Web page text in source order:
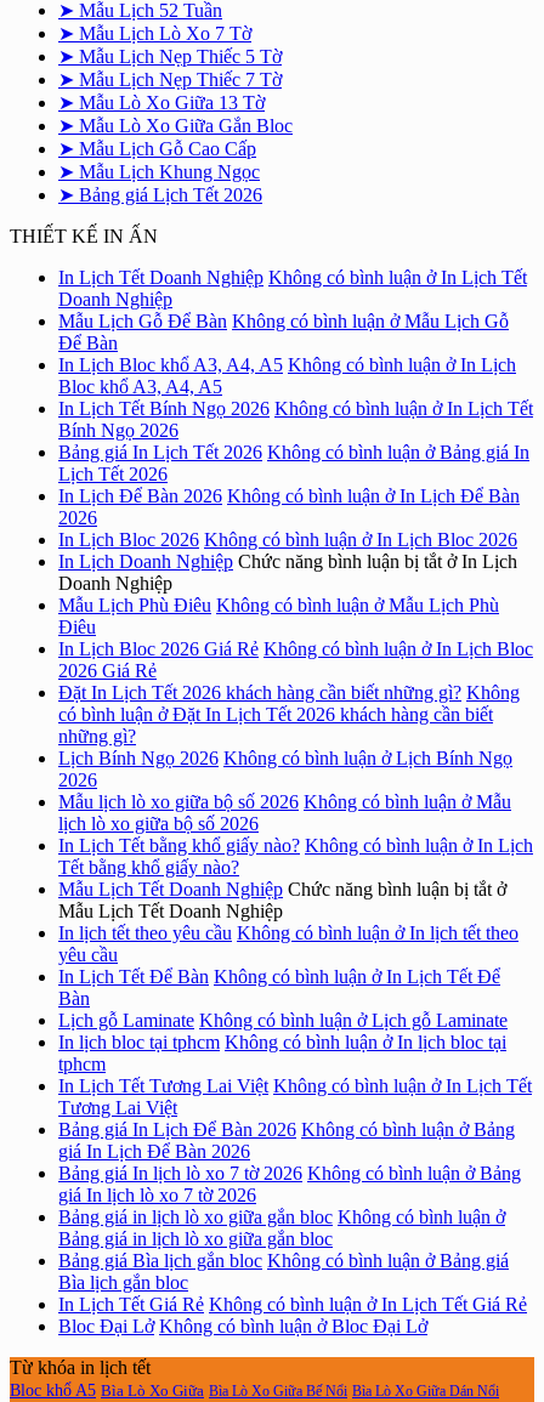
➤ Mẫu Lịch 52 Tuần
➤ Mẫu Lịch Lò Xo 7 Tờ
➤ Mẫu Lịch Nẹp Thiếc 5 Tờ
➤ Mẫu Lịch Nẹp Thiếc 7 Tờ
➤ Mẫu Lò Xo Giữa 13 Tờ
➤ Mẫu Lò Xo Giữa Gắn Bloc
➤ Mẫu Lịch Gỗ Cao Cấp
➤ Mẫu Lịch Khung Ngọc
➤ Bảng giá Lịch Tết 2026
THIẾT KẾ IN ẤN
In Lịch Tết Doanh Nghiệp Không có bình luận ở In Lịch Tết
Doanh Nghiệp
Mẫu Lịch Gỗ Để Bàn Không có bình luận ở Mẫu Lịch Gỗ
Để Bàn
In Lịch Bloc khổ A3, A4, A5 Không có bình luận ở In Lịch
Bloc khổ A3, A4, A5
In Lịch Tết Bính Ngọ 2026 Không có bình luận ở In Lịch Tết
Bính Ngọ 2026
Bảng giá In Lịch Tết 2026 Không có bình luận ở Bảng giá In
Lịch Tết 2026
In Lịch Để Bàn 2026 Không có bình luận ở In Lịch Để Bàn
2026
In Lịch Bloc 2026 Không có bình luận ở In Lịch Bloc 2026
In Lịch Doanh Nghiệp Chức năng bình luận bị tắt ở In Lịch
Doanh Nghiệp
Mẫu Lịch Phù Điêu Không có bình luận ở Mẫu Lịch Phù
Điêu
In Lịch Bloc 2026 Giá Rẻ Không có bình luận ở In Lịch Bloc
2026 Giá Rẻ
Đặt In Lịch Tết 2026 khách hàng cần biết những gì? Không
có bình luận ở Đặt In Lịch Tết 2026 khách hàng cần biết
những gì?
Lịch Bính Ngọ 2026 Không có bình luận ở Lịch Bính Ngọ
2026
Mẫu lịch lò xo giữa bộ số 2026 Không có bình luận ở Mẫu
lịch lò xo giữa bộ số 2026
In Lịch Tết bằng khổ giấy nào? Không có bình luận ở In Lịch
Tết bằng khổ giấy nào?
Mẫu Lịch Tết Doanh Nghiệp Chức năng bình luận bị tắt ở
Mẫu Lịch Tết Doanh Nghiệp
In lịch tết theo yêu cầu Không có bình luận ở In lịch tết theo
yêu cầu
In Lịch Tết Để Bàn Không có bình luận ở In Lịch Tết Để
Bàn
Lịch gỗ Laminate Không có bình luận ở Lịch gỗ Laminate
In lịch bloc tại tphcm Không có bình luận ở In lịch bloc tại
tphcm
In Lịch Tết Tương Lai Việt Không có bình luận ở In Lịch Tết
Tương Lai Việt
Bảng giá In Lịch Để Bàn 2026 Không có bình luận ở Bảng
giá In Lịch Để Bàn 2026
Bảng giá In lịch lò xo 7 tờ 2026 Không có bình luận ở Bảng
giá In lịch lò xo 7 tờ 2026
Bảng giá in lịch lò xo giữa gắn bloc Không có bình luận ở
Bảng giá in lịch lò xo giữa gắn bloc
Bảng giá Bìa lịch gắn bloc Không có bình luận ở Bảng giá
Bìa lịch gắn bloc
In Lịch Tết Giá Rẻ Không có bình luận ở In Lịch Tết Giá Rẻ
Bloc Đại Lở Không có bình luận ở Bloc Đại Lở
Từ khóa in lịch tết
Bloc khổ A5 Bìa Lò Xo Giữa Bìa Lò Xo Giữa Bế Nổi Bìa Lò Xo Giữa Dán Nổi